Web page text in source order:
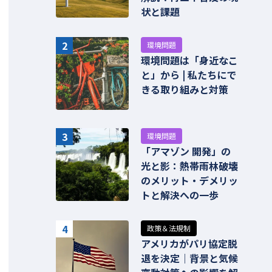
状と課題
2 環境問題
環境問題は「身近なこ
と」から | 私たちにで
きる取り組みと対策
3 環境問題
「アマゾン 開発」の
光と影：熱帯雨林破壊
のメリット・デメリッ
トと解決への一歩
4 政策＆法規制
アメリカがパリ協定脱
退を決定｜背景と気候